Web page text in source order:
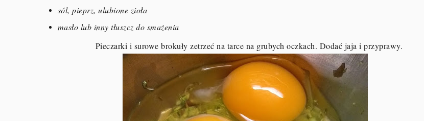
sól, pieprz, ulubione zioła
masło lub inny tłuszcz do smażenia
Pieczarki i surowe brokuły zetrzeć na tarce na grubych oczkach. Dodać jaja i przyprawy.